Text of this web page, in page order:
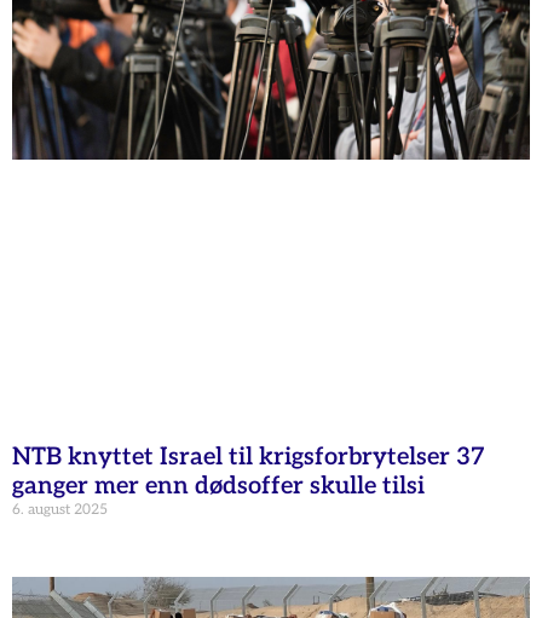
NTB knyttet Israel til krigsforbrytelser 37
ganger mer enn dødsoffer skulle tilsi
6. august 2025